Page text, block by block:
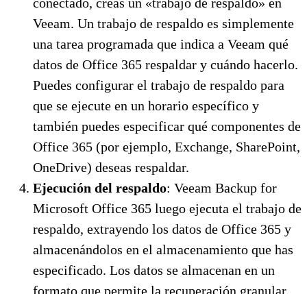
Veeam. Un trabajo de respaldo es simplemente
una tarea programada que indica a Veeam qué
datos de Office 365 respaldar y cuándo hacerlo.
Puedes configurar el trabajo de respaldo para
que se ejecute en un horario específico y
también puedes especificar qué componentes de
Office 365 (por ejemplo, Exchange, SharePoint,
OneDrive) deseas respaldar.
Ejecución del respaldo: Veeam Backup for
Microsoft Office 365 luego ejecuta el trabajo de
respaldo, extrayendo los datos de Office 365 y
almacenándolos en el almacenamiento que has
especificado. Los datos se almacenan en un
formato que permite la recuperación granular,